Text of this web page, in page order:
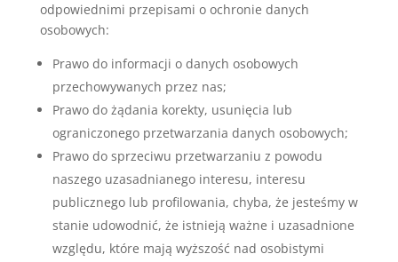
odpowiednimi przepisami o ochronie danych
osobowych:
Prawo do informacji o danych osobowych
przechowywanych przez nas;
Prawo do żądania korekty, usunięcia lub
ograniczonego przetwarzania danych osobowych;
Prawo do sprzeciwu przetwarzaniu z powodu
naszego uzasadnianego interesu, interesu
publicznego lub profilowania, chyba, że jesteśmy w
stanie udowodnić, że istnieją ważne i uzasadnione
względu, które mają wyższość nad osobistymi